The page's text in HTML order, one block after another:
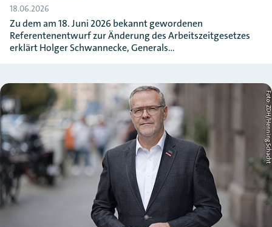
18.06.2026
Zu dem am 18. Juni 2026 bekannt gewordenen
Referentenentwurf zur Änderung des Arbeitszeitgesetzes
erklärt Holger Schwannecke, Generals…
Foto: ZDH/Henning Schacht